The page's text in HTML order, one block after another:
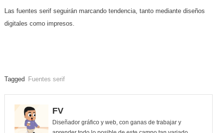
Las fuentes serif seguirán marcando tendencia, tanto mediante diseños
digitales como impresos.
Tagged Fuentes serif
FV
Diseñador gráfico y web, con ganas de trabajar y